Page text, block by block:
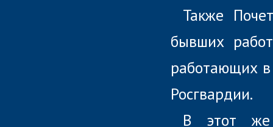
Также
бывших
работающих
Росгвардии.
В этот же